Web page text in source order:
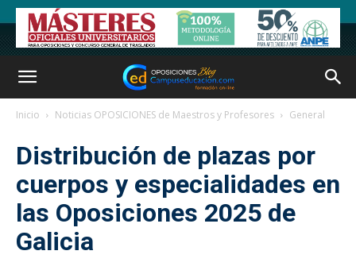
Inicio Noticias OPOSICIONES de Maestros y Profesores General
Distribución de plazas por
cuerpos y especialidades en
las Oposiciones 2025 de
Galicia